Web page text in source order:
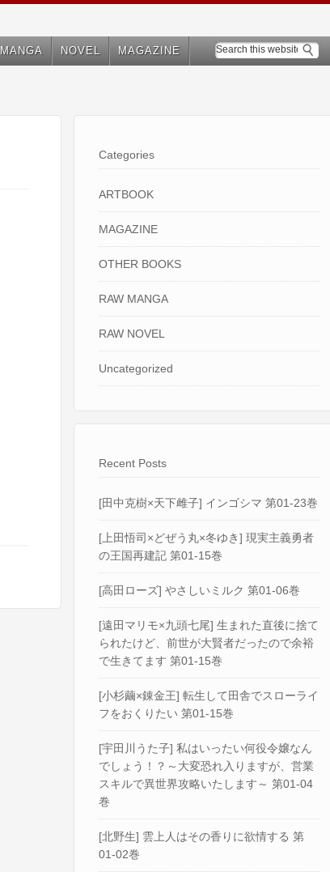
MANGA NOVEL MAGAZINE
Categories
ARTBOOK
MAGAZINE
OTHER BOOKS
RAW MANGA
RAW NOVEL
Uncategorized
Recent Posts
[田中克樹×天下雌子] インゴシマ 第01-23巻
[上田悟司×どぜう丸×冬ゆき] 現実主義勇者
の王国再建記 第01-15巻
[高田ローズ] やさしいミルク 第01-06巻
[遠田マリモ×九頭七尾] 生まれた直後に捨て
られたけど、前世が大賢者だったので余裕
で生きてます 第01-15巻
[小杉繭×錬金王] 転生して田舎でスローライ
フをおくりたい 第01-15巻
[宇田川うた子] 私はいったい何役令嬢なん
でしょう！？～大変恐れ入りますが、営業
スキルで異世界攻略いたします～ 第01-04
巻
[北野生] 雲上人はその香りに欲情する 第
01-02巻